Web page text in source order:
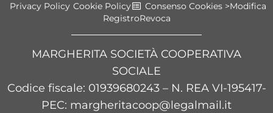
Privacy Policy Cookie Policy Consenso Cookies >Modifica
RegistroRevoca
MARGHERITA SOCIETÀ COOPERATIVA
SOCIALE
Codice fiscale: 01939680243 – N. REA VI-195417-
PEC: margheritacoop@legalmail.it